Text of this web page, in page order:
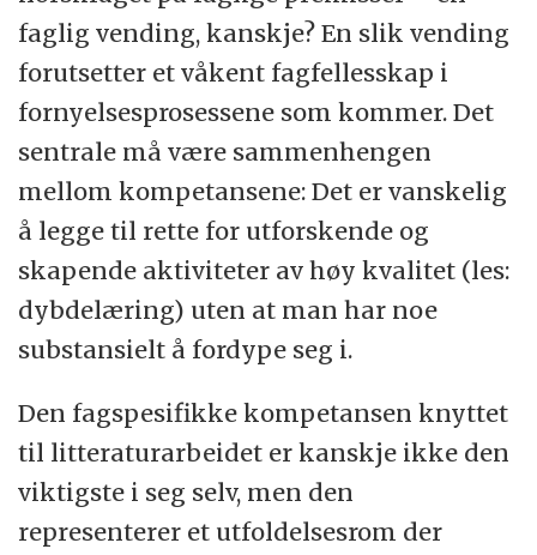
faglig vending, kanskje? En slik vending
forutsetter et våkent fagfellesskap i
fornyelsesprosessene som kommer. Det
sentrale må være sammenhengen
mellom kompetansene: Det er vanskelig
å legge til rette for utforskende og
skapende aktiviteter av høy kvalitet (les:
dybdelæring) uten at man har noe
substansielt å fordype seg i.
Den fagspesifikke kompetansen knyttet
til litteraturarbeidet er kanskje ikke den
viktigste i seg selv, men den
representerer et utfoldelsesrom der